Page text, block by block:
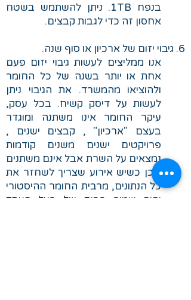
בנפח 1TB. ניתן להשתמש בשטח
אחסון זה כדי לגבות קבצים.
6. גיבוי יזום של ארכיון או סוף שנה.
אנו ממליצים לעשות גיבוי יזום פעם
אחת או יותר בשנה של כל החומר
ולהוציאו מהמשרד. את הגיבוי ניתן
לעשות על דיסק קשיח. בכל עסק,
עיקר החומר אינו משתנה ומוגדר
בעצם "ארכיון" , קבצים ישנים ,
פרויקטים ישנים משנים קודמות
נמצאים על השרת אבל אינם משתנים
ולכן כשיש אירוע שצריך לשחזר את
כל הנתונים, מרבית החומר ההיסטורי
יהיה שמור בבית של בעל העסק